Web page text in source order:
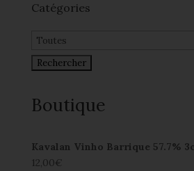
Catégories
Boutique
Kavalan Vinho Barrique 57.7%
12,00€